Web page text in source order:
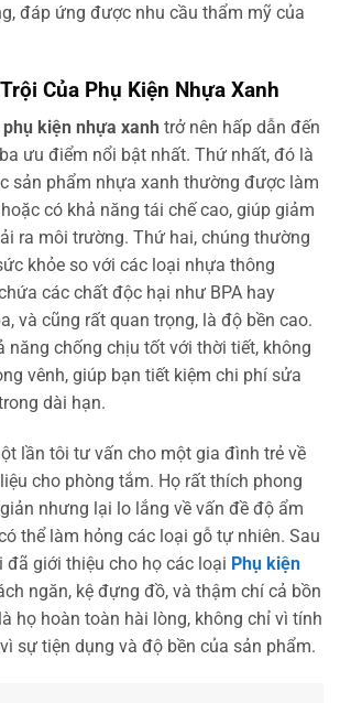
đáp ứng được nhu cầu thẩm mỹ của
Của Phụ Kiện Nhựa Xanh
phụ kiện nhựa xanh trở nên hấp dẫn đến
ưu điểm nổi bật nhất. Thứ nhất, đó là
sản phẩm nhựa xanh thường được làm
có khả năng tái chế cao, giúp giảm
ra môi trường. Thứ hai, chúng thường
khỏe so với các loại nhựa thông
các chất độc hại như BPA hay
và cũng rất quan trọng, là độ bền cao.
năng chống chịu tốt với thời tiết, không
vênh, giúp bạn tiết kiệm chi phí sửa
dài hạn.
lần tôi tư vấn cho một gia đình trẻ về
cho phòng tắm. Họ rất thích phong
nhưng lại lo lắng về vấn đề độ ẩm
thể làm hỏng các loại gỗ tự nhiên. Sau
đã giới thiệu cho họ các loại Phụ kiện
ngăn, kệ đựng đồ, và thậm chí cả bồn
họ hoàn toàn hài lòng, không chỉ vì tính
sự tiện dụng và độ bền của sản phẩm.